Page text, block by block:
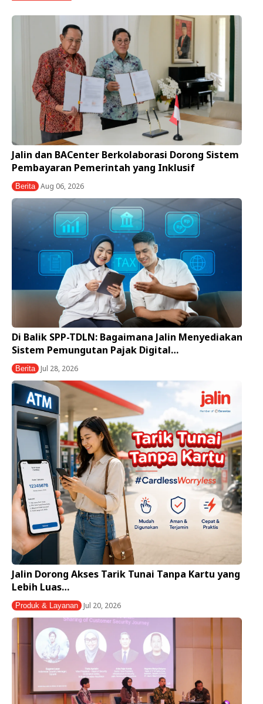
Jalin dan BACenter Berkolaborasi Dorong Sistem
Pembayaran Pemerintah yang Inklusif
Berita Aug 06, 2026
Di Balik SPP-TDLN: Bagaimana Jalin Menyediakan
Sistem Pemungutan Pajak Digital…
Berita Jul 28, 2026
Jalin Dorong Akses Tarik Tunai Tanpa Kartu yang
Lebih Luas…
Produk & Layanan Jul 20, 2026